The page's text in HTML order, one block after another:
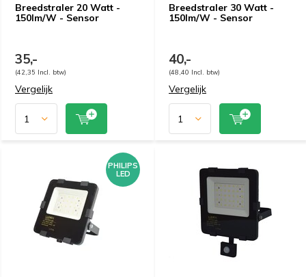
Breedstraler 20 Watt -
150lm/W - Sensor
35,-
(42,35 Incl. btw)
Vergelijk
Breedstraler 30 Watt -
150lm/W - Sensor
40,-
(48,40 Incl. btw)
Vergelijk
PHILIPS
LED